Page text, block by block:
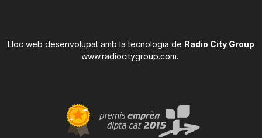
Lloc web desenvolupat amb la tecnologia de Radio City Group
www.radiocitygroup.com.